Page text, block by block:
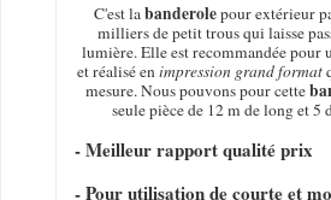
C'est labanderolepour extérieur
milliers de petit trous qui laisse
lumière. Elle est recommandée pour
et réalisé enimpression grand format
mesure. Nous pouvons pour cette
seule pièce de 12 m de long et 5
- Meilleur rapport qualité prix
- Pour utilisation de courte et